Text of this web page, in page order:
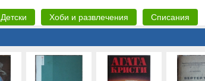
Детски Хоби и развлечения Списания